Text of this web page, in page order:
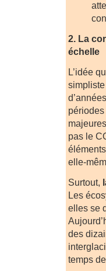
2. La
échelle
L’idée
pas le
elle-
Surtout,
Les
elles se
des
temps